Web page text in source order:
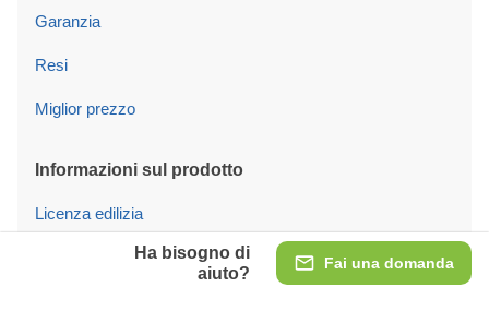
Fai una domanda
Ha bisogno di
aiuto?
Garanzia
Resi
Miglior prezzo
Informazioni sul prodotto
Licenza edilizia